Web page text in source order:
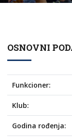
OSNOVNI
Funkcioner:
Klub:
Godina rođenja: